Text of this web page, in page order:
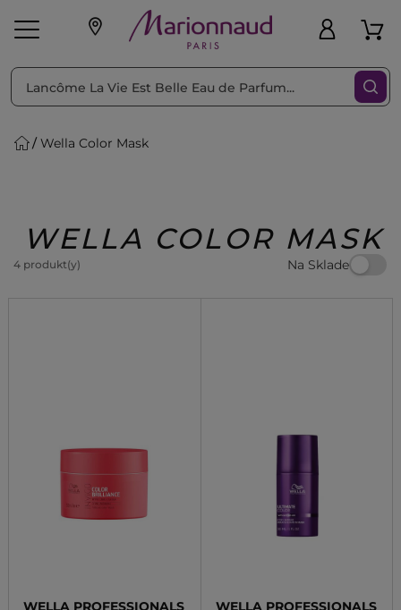
pleť Líčenie
Beauty
Wella Color Mask
WELLA COLOR MASK
4 produkt(y) Na Sklade
Triediť podľa Filtrovať
WELLA PROFESSIONALS
WELLA PROFESSIONALS